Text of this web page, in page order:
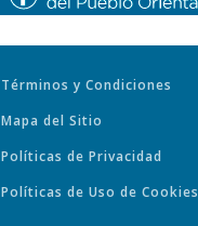
Términos y Condiciones
Mapa del Sitio
Políticas de Privacidad
Políticas de Uso de Cookies